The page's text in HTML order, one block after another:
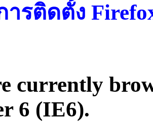
ารติดตั้ง
currently
6 (IE6).